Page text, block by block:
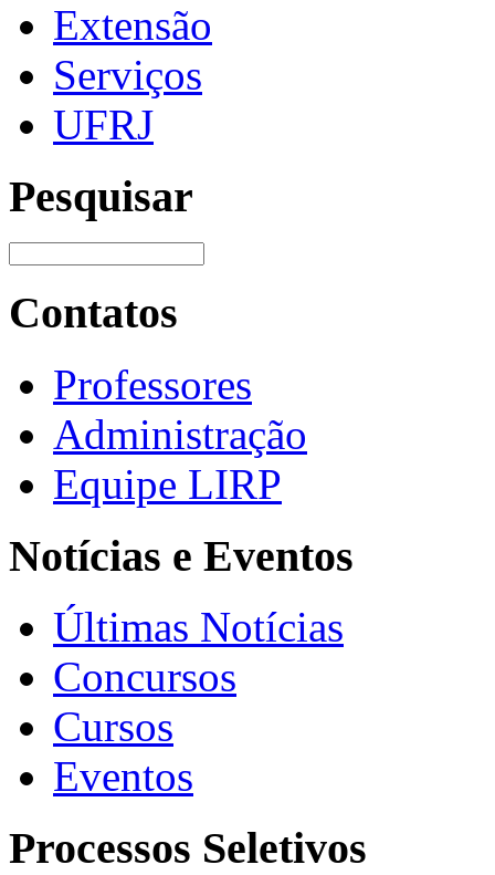
Extensão
Serviços
UFRJ
Pesquisar
Contatos
Professores
Administração
Equipe LIRP
Notícias e Eventos
Últimas Notícias
Concursos
Cursos
Eventos
Processos Seletivos